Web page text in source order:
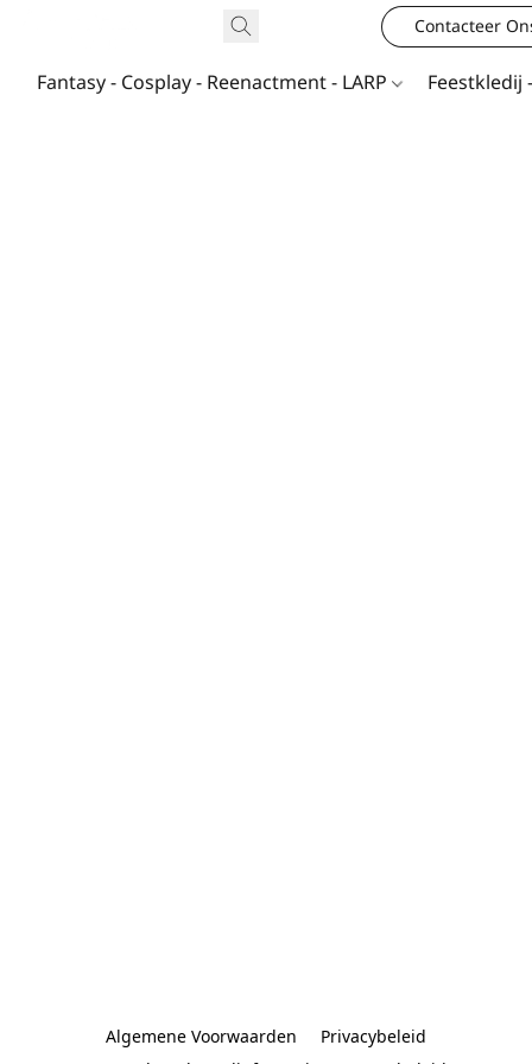
Contacteer
Fantasy - Cosplay - Reenactment - LARP Feestkledij
Algemene Voorwaarden
Privacybeleid